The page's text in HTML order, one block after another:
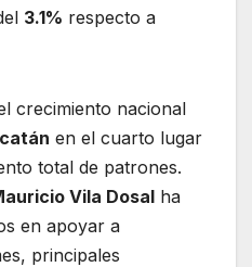
3.1% respecto a
crecimiento nacional
en el cuarto lugar
total de patrones.
Vila Dosal ha
en apoyar a
principales